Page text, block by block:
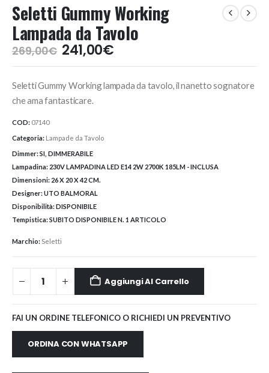
Seletti Gummy Working
Lampada da Tavolo
269,00€ Il
prezzo
era:
269,00€.
241,00€Il
prezzo
è:
Seletti Gummy Working lampada da tavolo, il nanetto sognatore
che ama fantasticare.
COD: 07140
Categoria: Lampade da Tavolo
Dimmer:SI, DIMMERABILE
Lampadina: 230V LAMPADINA LED E14 2W 2700K 185LM - INCLUSA
Dimensioni: 26 X 20 X 42 CM.
Designer:UTO BALMORAL
Disponibilità:DISPONIBILE
Tempistica:SUBITO DISPONIBILE N. 1 ARTICOLO
Marchio: Seletti
Aggiungi Al Carrello
FAI UN ORDINE TELEFONICO O RICHIEDI UN PREVENTIVO
ORDINA CON WHATSAPP